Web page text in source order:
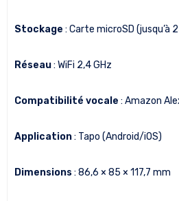
Stockage : Carte microSD (jusqu’à
Réseau: WiFi 2,4 GHz
Compatibilité vocale : Amazon
Application: Tapo (Android/iOS)
Dimensions : 86,6 × 85 × 117,7 mm